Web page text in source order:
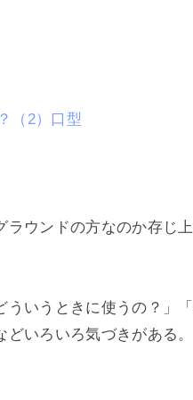
（2）口型
ウンドの方なのか存じ
いうときに使うの？」
いろいろ気づきがある。